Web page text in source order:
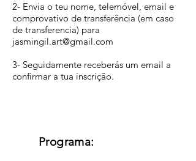
2- Envia o teu nome, telemóvel, email e
comprovativo de transferência (em caso
de transferencia) para
jasmingil.art@gmail.com
3- Seguidamente receberás um email a
confirmar a tua inscrição.
Programa: